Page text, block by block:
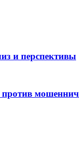
и перспективы